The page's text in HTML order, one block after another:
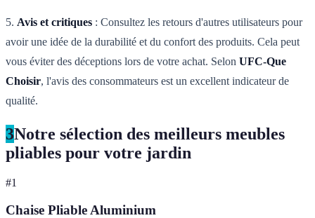
5. Avis et critiques : Consultez les retours d'autres utilisateurs pour
avoir une idée de la durabilité et du confort des produits. Cela peut
vous éviter des déceptions lors de votre achat. Selon UFC-Que
Choisir, l'avis des consommateurs est un excellent indicateur de
qualité.
3Notre sélection des meilleurs meubles
pliables pour votre jardin
#1
Chaise Pliable Aluminium